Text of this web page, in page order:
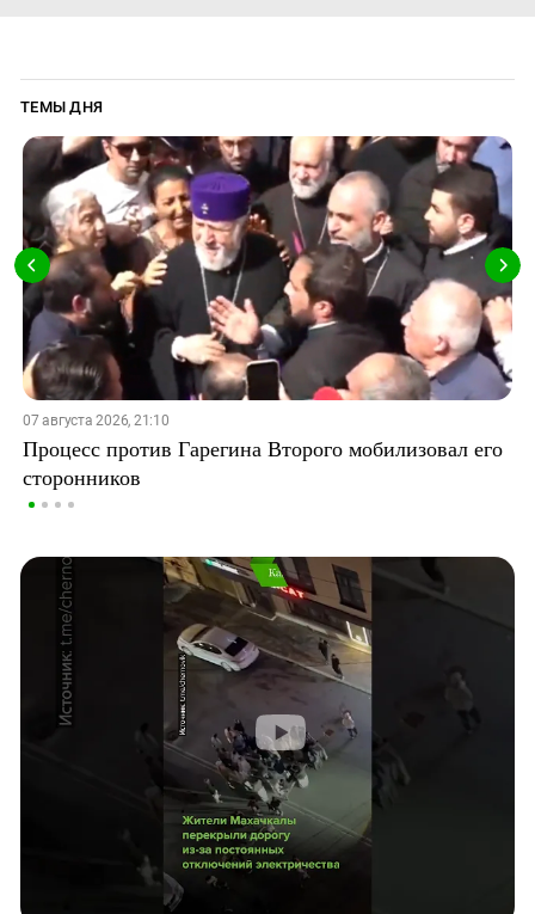
ТЕМЫ ДНЯ
07 августа 2026, 21:10
Процесс против Гарегина Второго мобилизовал его
сторонников